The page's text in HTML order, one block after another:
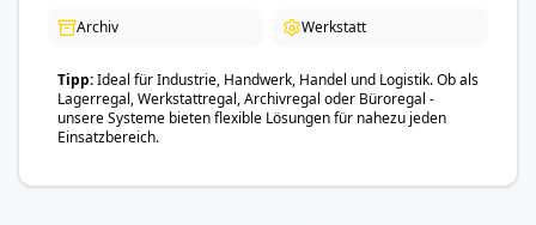
Archiv Werkstatt
Tipp Ideal für Industrie, Handwerk, Handel und Logistik. Ob als
Lagerregal, Werkstattregal, Archivregal oder Büroregal -
unsere Systeme bieten flexible Lösungen für nahezu jeden
Einsatzbereich.